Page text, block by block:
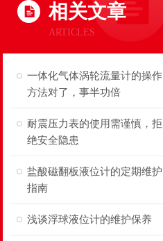
相关文章
ARTICLES
一体化气体涡轮流量计的操作
方法对了，事半功倍
耐震压力表的使用需谨慎，拒
绝安全隐患
盐酸磁翻板液位计的定期维护
指南
浅谈浮球液位计的维护保养